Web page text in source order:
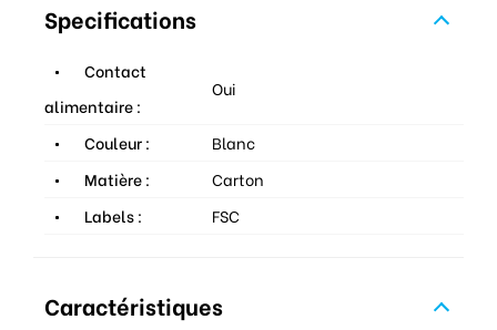
Specifications
Contact
alimentaire :
Oui
Couleur :
Blanc
Matière :
Carton
Labels :
FSC
Caractéristiques